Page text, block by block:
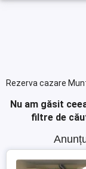
Rezerva cazare
Nu am găsit
filtre de